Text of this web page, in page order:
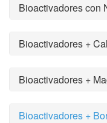
Bioactivadores con
Bioactivadores +
Bioactivadores +
Bioactivadores +